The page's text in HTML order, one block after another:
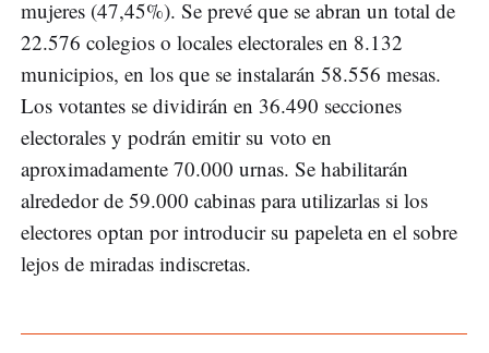
mujeres (47,45%). Se prevé que se abran un total de
22.576 colegios o locales electorales en 8.132
municipios, en los que se instalarán 58.556 mesas.
Los votantes se dividirán en 36.490 secciones
electorales y podrán emitir su voto en
aproximadamente 70.000 urnas. Se habilitarán
alrededor de 59.000 cabinas para utilizarlas si los
electores optan por introducir su papeleta en el sobre
lejos de miradas indiscretas.